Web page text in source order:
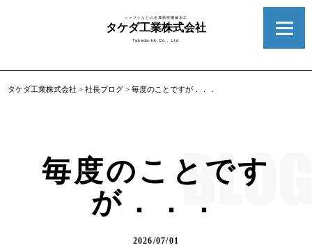
シャフトなどの金属精密機械加工
タケダ工業株式会社
Takeda-kk.Co., Ltd.
タケダ工業株式会社 >社長ブログ >毎度のことですが．．．
毎度のことです
が．．．
2026/07/01